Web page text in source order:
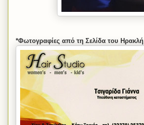
*Φωτογραφίες από τη Σελίδα του Ηρακλή